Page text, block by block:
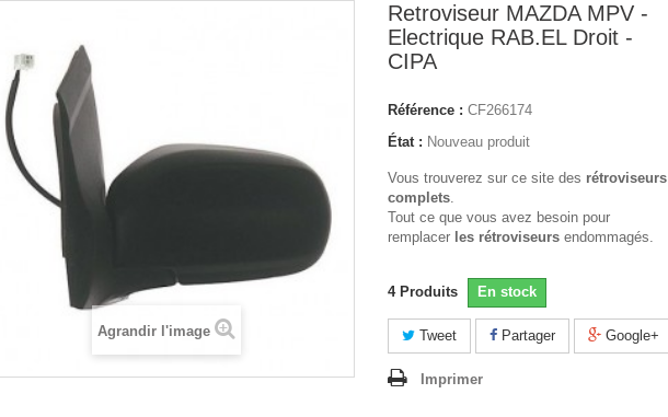
Agrandir l'image
Retroviseur MAZDA MPV -
Electrique RAB.EL Droit -
CIPA
Référence : CF266174
État : Nouveau produit
Vous trouverez sur ce site des rétroviseurs
complets.
Tout ce que vous avez besoin pour
remplacer les rétroviseurs endommagés.
4 Produits En stock
Tweet Partager Google+
Imprimer